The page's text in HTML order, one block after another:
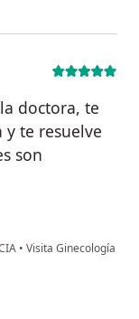
doctora, te
te resuelve
son
• Visita Ginecología